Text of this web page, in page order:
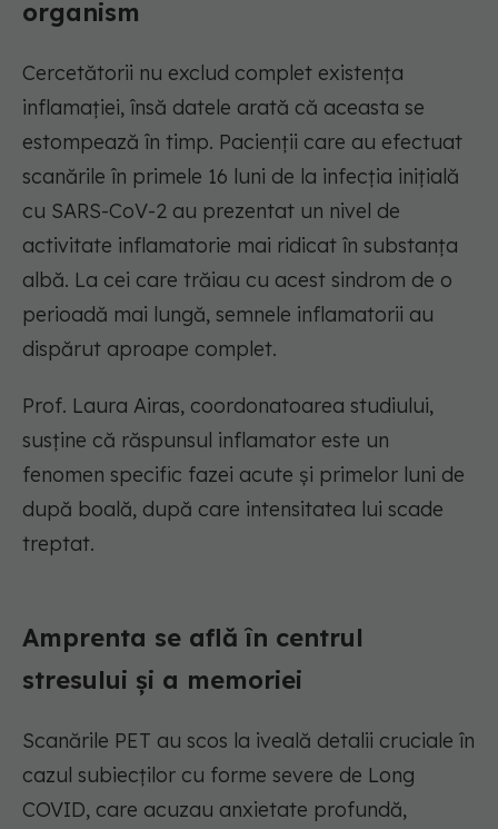
organism
Cercetătorii nu exclud complet existența
inflamației, însă datele arată că aceasta se
estompează în timp. Pacienții care au efectuat
scanările în primele 16 luni de la infecția inițială
cu SARS-CoV-2 au prezentat un nivel de
activitate inflamatorie mai ridicat în substanța
albă. La cei care trăiau cu acest sindrom de o
perioadă mai lungă, semnele inflamatorii au
dispărut aproape complet.
Prof. Laura Airas, coordonatoarea studiului,
susține că răspunsul inflamator este un
fenomen specific fazei acute și primelor luni de
după boală, după care intensitatea lui scade
treptat.
Amprenta se află în centrul
stresului și a memoriei
Scanările PET au scos la iveală detalii cruciale în
cazul subiecților cu forme severe de Long
COVID, care acuzau anxietate profundă,